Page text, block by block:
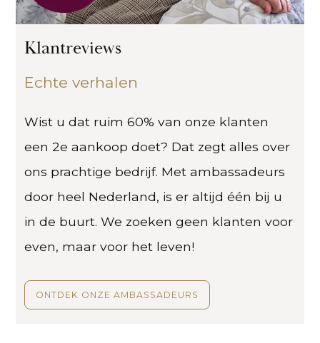
Klantreviews
Echte verhalen
Wist u dat ruim 60% van onze klanten
een 2e aankoop doet? Dat zegt alles over
ons prachtige bedrijf. Met ambassadeurs
door heel Nederland, is er altijd één bij u
in de buurt. We zoeken geen klanten voor
even, maar voor het leven!
ONTDEK ONZE AMBASSADEURS